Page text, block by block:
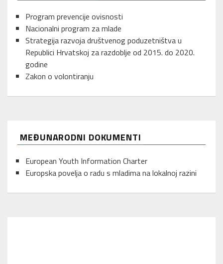
Program prevencije ovisnosti
Nacionalni program za mlade
Strategija razvoja društvenog poduzetništva u
Republici Hrvatskoj za razdoblje od 2015. do 2020.
godine
Zakon o volontiranju
MEĐUNARODNI DOKUMENTI
European Youth Information Charter
Europska povelja o radu s mladima na lokalnoj razini